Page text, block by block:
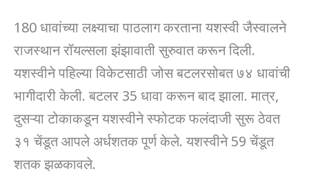
180 धावांच्या लक्ष्याचा पाठलाग करताना यशस्वी जैस्वालने
राजस्थान रॉयल्सला झंझावाती सुरुवात करून दिली.
यशस्वीने पहिल्या विकेटसाठी जोस बटलरसोबत ७४ धावांची
भागीदारी केली. बटलर 35 धावा करून बाद झाला. मात्र,
दुसऱ्या टोकाकडून यशस्वीने स्फोटक फलंदाजी सुरू ठेवत
३१ चेंडूत आपले अर्धशतक पूर्ण केले. यशस्वीने 59 चेंडूत
शतक झळकावले.